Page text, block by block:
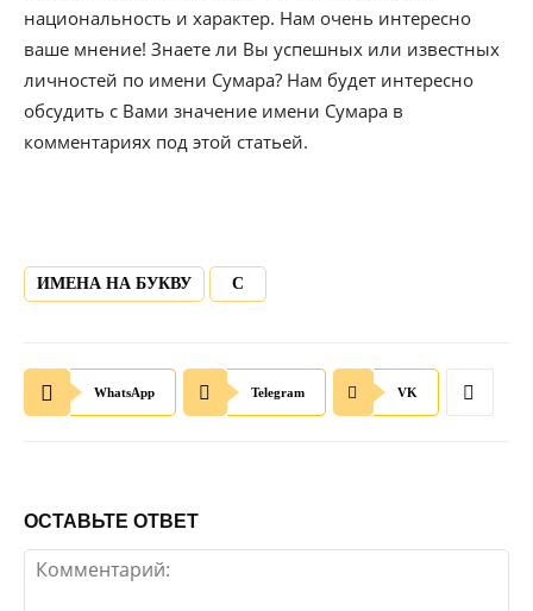
национальность и характер. Нам очень интересно
ваше мнение! Знаете ли Вы успешных или известных
личностей по имени Сумара? Нам будет интересно
обсудить с Вами значение имени Сумара в
комментариях под этой статьей.
ИМЕНА НА БУКВУ С
WhatsApp Telegram VK
ОСТАВЬТЕ ОТВЕТ